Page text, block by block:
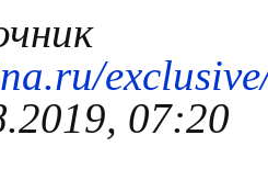
07:20